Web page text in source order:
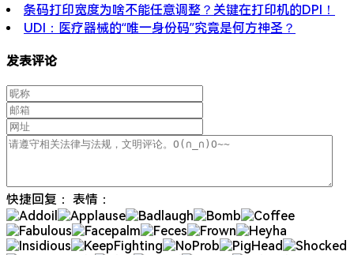
条码打印宽度为啥不能任意调整？关键在打印机的DPI！​
​​UDI：医疗器械的“唯一身份码”究竟是何方神圣？​​
发表评论
快捷回复： 表情：